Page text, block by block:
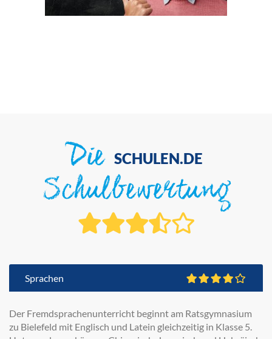
Die SCHULEN.DE
Schulbewertung
Sprachen
Der Fremdsprachenunterricht beginnt am Ratsgymnasium
zu Bielefeld mit Englisch und Latein gleichzeitig in Klasse 5.